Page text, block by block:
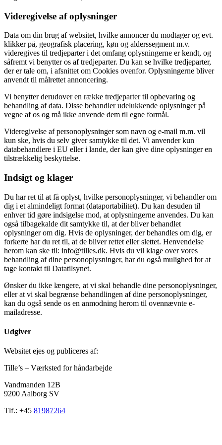
Videregivelse af oplysninger
Data om din brug af websitet, hvilke annoncer du modtager og evt.
klikker på, geografisk placering, køn og alderssegment m.v.
videregives til tredjeparter i det omfang oplysningerne er kendt, og
såfremt vi benytter os af tredjeparter. Du kan se hvilke tredjeparter,
der er tale om, i afsnittet om Cookies ovenfor. Oplysningerne bliver
anvendt til målrettet annoncering.
Vi benytter derudover en række tredjeparter til opbevaring og
behandling af data. Disse behandler udelukkende oplysninger på
vegne af os og må ikke anvende dem til egne formål.
Videregivelse af personoplysninger som navn og e-mail m.m. vil
kun ske, hvis du selv giver samtykke til det. Vi anvender kun
databehandlere i EU eller i lande, der kan give dine oplysninger en
tilstrækkelig beskyttelse.
Indsigt og klager
Du har ret til at få oplyst, hvilke personoplysninger, vi behandler om
dig i et almindeligt format (dataportabilitet). Du kan desuden til
enhver tid gøre indsigelse mod, at oplysningerne anvendes. Du kan
også tilbagekalde dit samtykke til, at der bliver behandlet
oplysninger om dig. Hvis de oplysninger, der behandles om dig, er
forkerte har du ret til, at de bliver rettet eller slettet. Henvendelse
herom kan ske til: info@tilles.dk. Hvis du vil klage over vores
behandling af dine personoplysninger, har du også mulighed for at
tage kontakt til Datatilsynet.
Ønsker du ikke længere, at vi skal behandle dine personoplysninger,
eller at vi skal begrænse behandlingen af dine personoplysninger,
kan du også sende os en anmodning herom til ovennævnte e-
mailadresse.
Udgiver
Websitet ejes og publiceres af:
Tille’s – Værksted for håndarbejde
Vandmanden 12B
9200 Aalborg SV
Tlf.: +45 81987264